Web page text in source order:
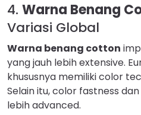
4. Warna Benang
Variasi Global
Warna benang cotton
yang jauh lebih extensive.
khususnya memiliki color
Selain itu, color fastness
lebih advanced.